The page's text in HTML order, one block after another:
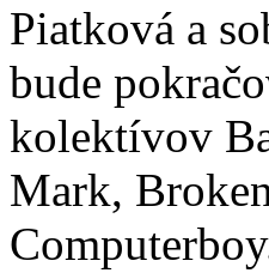
Piatková a
bude
kolektívov
Mark,